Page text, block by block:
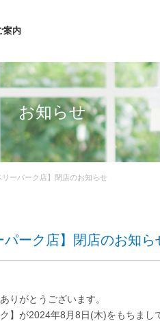
案内
お知らせ
リーパーク店】閉店のお知らせ
パーク店】閉店のお知ら
りがとうございます。
】が2024年8月8日(木)をもちまし